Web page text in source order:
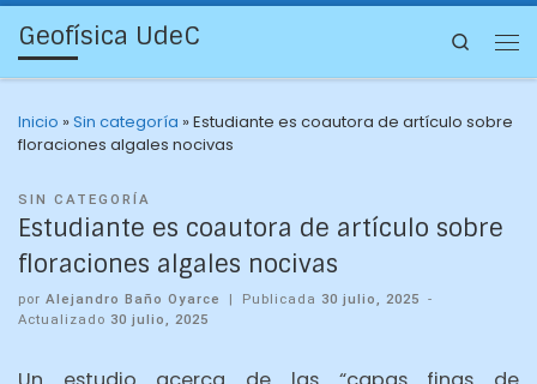
Geofísica UdeC Search
Inicio »Sin categoría »Estudiante es coautora de artículo sobre
floraciones algales nocivas
SIN CATEGORÍA
Estudiante es coautora de artículo sobre
floraciones algales nocivas
por Alejandro Baño Oyarce | Publicada 30 julio, 2025 -
Actualizado 30 julio, 2025